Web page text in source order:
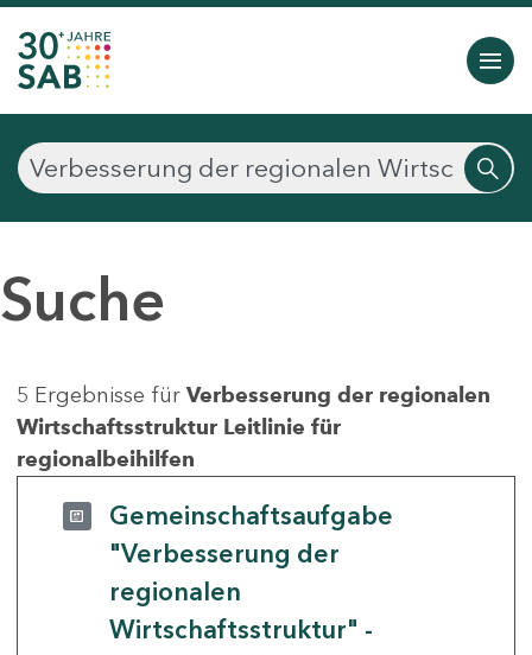
Suche
5 Ergebnisse für Verbesserung der regionalen
Wirtschaftsstruktur Leitlinie für
regionalbeihilfen
Gemeinschaftsaufgabe
"Verbesserung der
regionalen
Wirtschaftsstruktur" -